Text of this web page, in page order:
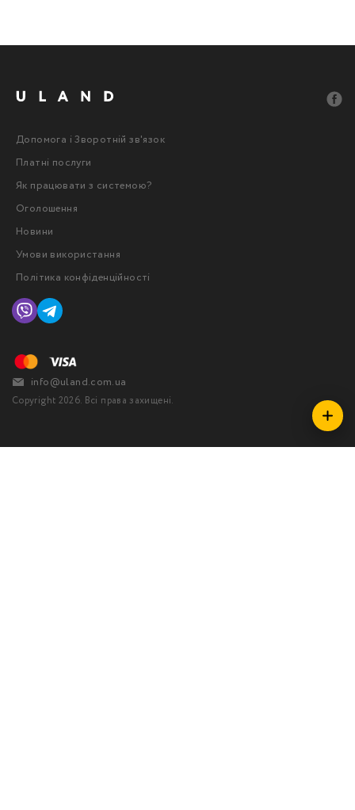
Copyright 2026. Всі права захищені.
Допомога і Зворотній зв'язок
Платні послуги
Як працювати з системою?
Оголошення
Новини
Умови використання
Політика конфіденційності
info@uland.com.ua